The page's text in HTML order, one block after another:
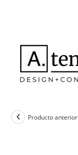
Producto anterior